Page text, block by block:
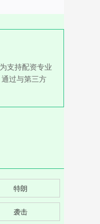
支持配资专业
过与第三方
特朗
袭击